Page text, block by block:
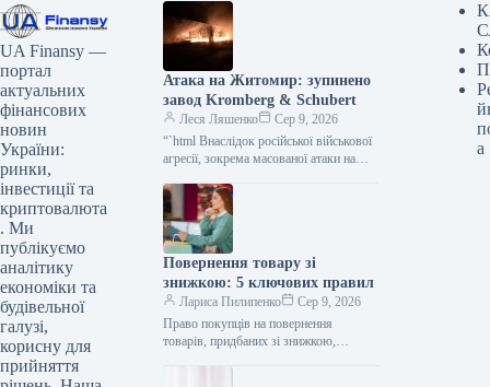
UA Finansy —
портал
актуальних
фінансових
новин
України:
ринки,
інвестиції та
криптовалюта
. Ми
публікуємо
аналітику
економіки та
будівельної
галузі,
корисну для
прийняття
Атака на Житомир: зупинено
завод Kromberg & Schubert
Леся Ляшенко
Сер 9, 2026
“`html Внаслідок російської військової
агресії, зокрема масованої атаки на
постраждало підприємство Kromberg
&…
Повернення товару зі
знижкою: 5 ключових правил
Лариса Пилипенко
Сер 9, 2026
Право покупців на повернення
товарів, придбаних зі знижкою,
а